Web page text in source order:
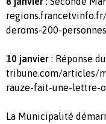
deroms-200-
10 janvier : Réponse
tribune.com/articles/
rauze-fait-une-lettre-
La Municipalité